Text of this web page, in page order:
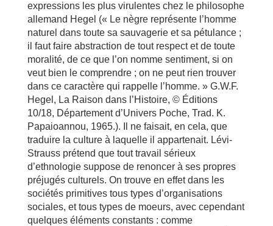
expressions les plus virulentes chez le philosophe
allemand Hegel (« Le nègre représente l’homme
naturel dans toute sa sauvagerie et sa pétulance ;
il faut faire abstraction de tout respect et de toute
moralité, de ce que l’on nomme sentiment, si on
veut bien le comprendre ; on ne peut rien trouver
dans ce caractère qui rappelle l’homme. » G.W.F.
Hegel, La Raison dans l’Histoire, © Éditions
10/18, Département d’Univers Poche, Trad. K.
Papaioannou, 1965.). Il ne faisait, en cela, que
traduire la culture à laquelle il appartenait. Lévi-
Strauss prétend que tout travail sérieux
d’ethnologie suppose de renoncer à ses propres
préjugés culturels. On trouve en effet dans les
sociétés primitives tous types d’organisations
sociales, et tous types de moeurs, avec cependant
quelques éléments constants : comme